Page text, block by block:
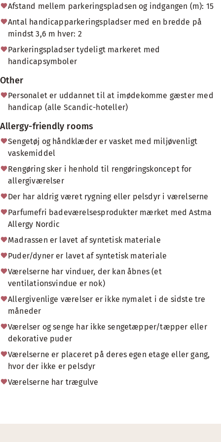
Afstand mellem parkeringspladsen og indgangen (m): 15
Antal handicapparkeringspladser med en bredde på
mindst 3,6 m hver: 2
Parkeringspladser tydeligt markeret med
handicapsymboler
Other
Personalet er uddannet til at imødekomme gæster med
handicap (alle Scandic-hoteller)
Allergy-friendly rooms
Sengetøj og håndklæder er vasket med miljøvenligt
vaskemiddel
Rengøring sker i henhold til rengøringskoncept for
allergiværelser
Der har aldrig været rygning eller pelsdyr i værelserne
Parfumefri badeværelsesprodukter mærket med Astma
Allergy Nordic
Madrassen er lavet af syntetisk materiale
Puder/dyner er lavet af syntetisk materiale
Værelserne har vinduer, der kan åbnes (et
ventilationsvindue er nok)
Allergivenlige værelser er ikke nymalet i de sidste tre
måneder
Værelser og senge har ikke sengetæpper/tæpper eller
dekorative puder
Værelserne er placeret på deres egen etage eller gang,
hvor der ikke er pelsdyr
Værelserne har trægulve